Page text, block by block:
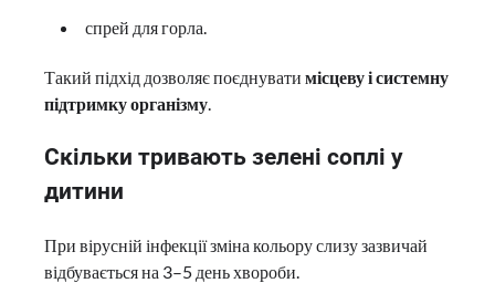
спрей для горла.
Такий підхід дозволяє поєднувати місцеву і системну
підтримку організму.
Скільки тривають зелені соплі у
дитини
При вірусній інфекції зміна кольору слизу зазвичай
відбувається на 3–5 день хвороби.